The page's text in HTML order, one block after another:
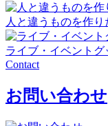
人と違うものを作
ライブ・イベントグ
Contact
お問い合わせ